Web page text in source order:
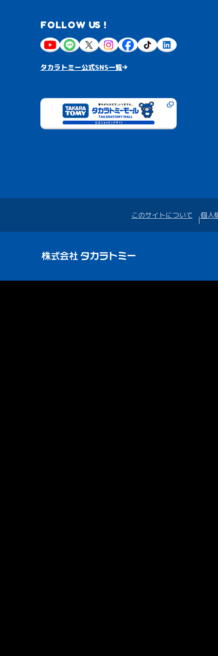
FOLLOW US !
タカラトミー公式SNS一覧
このサイトについて 個人